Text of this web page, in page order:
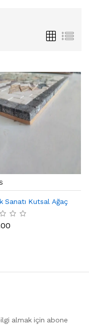
Sanatı Kutsal Ağaç
almak için abone